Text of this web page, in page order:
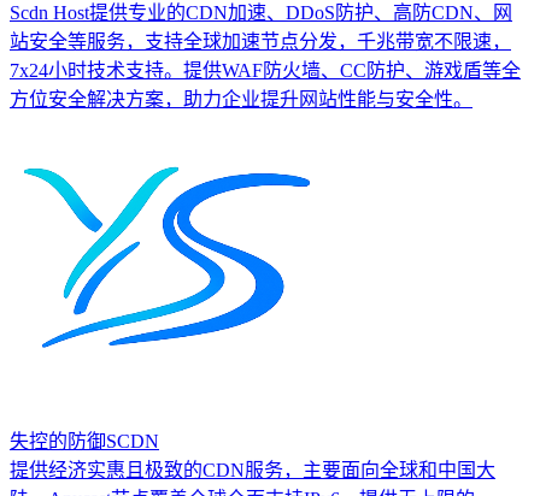
Scdn Host提供专业的CDN加速、DDoS防护、高防CDN、网
站安全等服务，支持全球加速节点分发，千兆带宽不限速，
7x24小时技术支持。提供WAF防火墙、CC防护、游戏盾等全
方位安全解决方案，助力企业提升网站性能与安全性。
失控的防御SCDN
提供经济实惠且极致的CDN服务，主要面向全球和中国大